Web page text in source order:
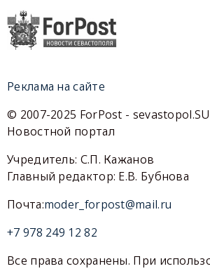
Реклама на сайте
© 2007-2025 ForPost - sevastopol.SU
Новостной портал
Учредитель: С.П. Кажанов
Главный редактор: Е.В. Бубнова
Почта:moder_forpost@mail.ru
+7 978 249 12 82
Все права сохранены. При